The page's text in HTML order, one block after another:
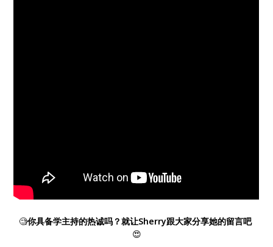
🧐你具备学主持的热诚吗？就让Sherry跟大家分享她的留言吧
😍